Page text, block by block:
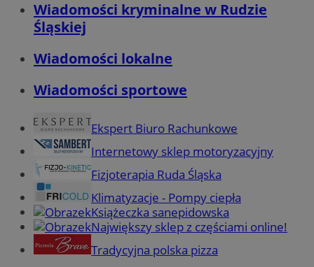
Wiadomości kryminalne w Rudzie
Śląskiej
Wiadomości lokalne
Wiadomości sportowe
Ekspert Biuro Rachunkowe
Internetowy sklep motoryzacyjny
Fizjoterapia Ruda Śląska
Klimatyzacje - Pompy ciepła
Książeczka sanepidowska
Największy sklep z częściami online!
Tradycyjna polska pizza